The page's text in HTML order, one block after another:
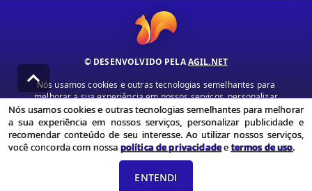
© DESENVOLVIDO PELAAGIL.NET
Nós usamos cookies e outras tecnologias semelhantes para
melhorar a sua experiência em nossos serviços, personalizar
publicidade e recomendar conteúdo de seu interesse. Ao utilizar
nossos serviços, você concorda com nossa política de privacidade e
termos de uso.
Política de Privacidade Termos de uso
Nós usamos cookies e outras tecnologias semelhantes para melhorar
a sua experiência em nossos serviços, personalizar publicidade e
recomendar conteúdo de seu interesse. Ao utilizar nossos serviços,
você concorda com nossa política de privacidadeetermos de uso.
ENTENDI